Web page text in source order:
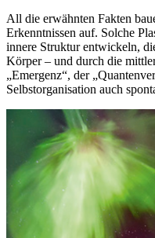
All die erwähnten Fakten
Erkenntnissen auf. Solche
innere Struktur entwickeln,
Körper – und durch die
„Emergenz“, der
Selbstorganisation auch